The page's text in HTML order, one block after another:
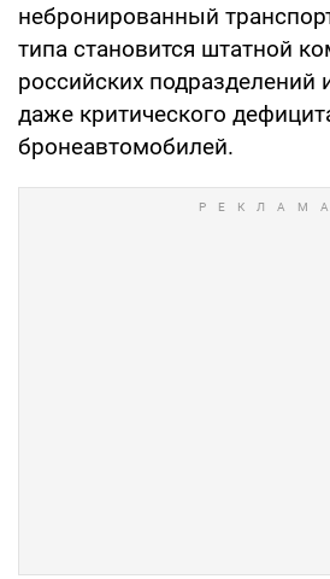
небронированный
типа становится штатной
российских подразделений
даже критического
бронеавтомобилей.